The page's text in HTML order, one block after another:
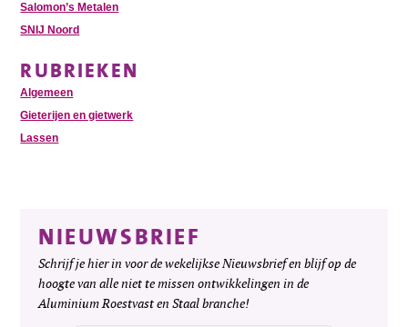
Salomon’s Metalen
SNIJ Noord
RUBRIEKEN
Algemeen
Gieterijen en gietwerk
Lassen
NIEUWSBRIEF
Schrijf je hier in voor de wekelijkse Nieuwsbrief en blijf op de
hoogte van alle niet te missen ontwikkelingen in de
Aluminium Roestvast en Staal branche!